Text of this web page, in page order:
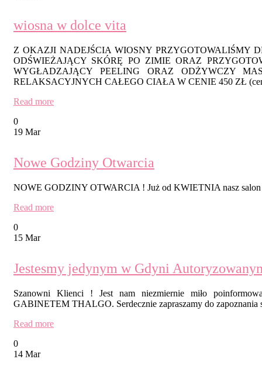
wiosna w dolce vita
Z OKAZJI NADEJŚCIA WIOSNY PRZYGOTOWALIŚMY
ODŚWIEŻAJĄCY SKÓRĘ PO ZIMIE ORAZ
WYGŁADZAJĄCY PEELING ORAZ ODŻYWCZY
RELAKSACYJNYCH CAŁEGO CIAŁA W CENIE 450 ZŁ
Read more
0
19 Mar
Nowe Godziny Otwarcia
NOWE GODZINY OTWARCIA ! Już od KWIETNIA nasz salon
Read more
0
15 Mar
Jestesmy jedynym w Gdyni
Szanowni Klienci ! Jest nam niezmiernie miło
GABINETEM THALGO. Serdecznie zapraszamy do zapoznania
Read more
0
14 Mar